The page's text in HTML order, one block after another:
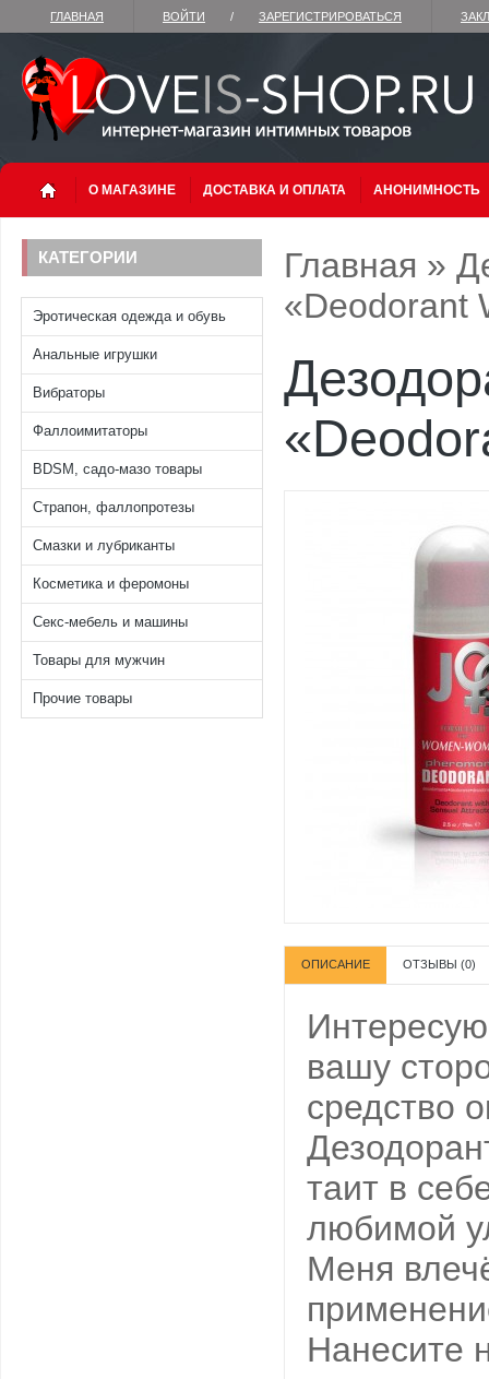
ГЛАВНАЯ ВОЙТИ / ЗАРЕГИСТРИРОВАТЬСЯ
О МАГАЗИНЕ ДОСТАВКА И ОПЛАТА АНОНИМНОСТЬ
КАТЕГОРИИ
Эротическая одежда и обувь
Анальные игрушки
Вибраторы
Фаллоимитаторы
BDSM, садо-мазо товары
Страпон, фаллопротезы
Смазки и лубриканты
Косметика и феромоны
Секс-мебель и машины
Товары для мужчин
Прочие товары
Главная »
«Deodorant
ОПИСАНИЕ ОТЗЫВЫ (0)
вашу
средство
таит в
любимой
Меня
Нанесите